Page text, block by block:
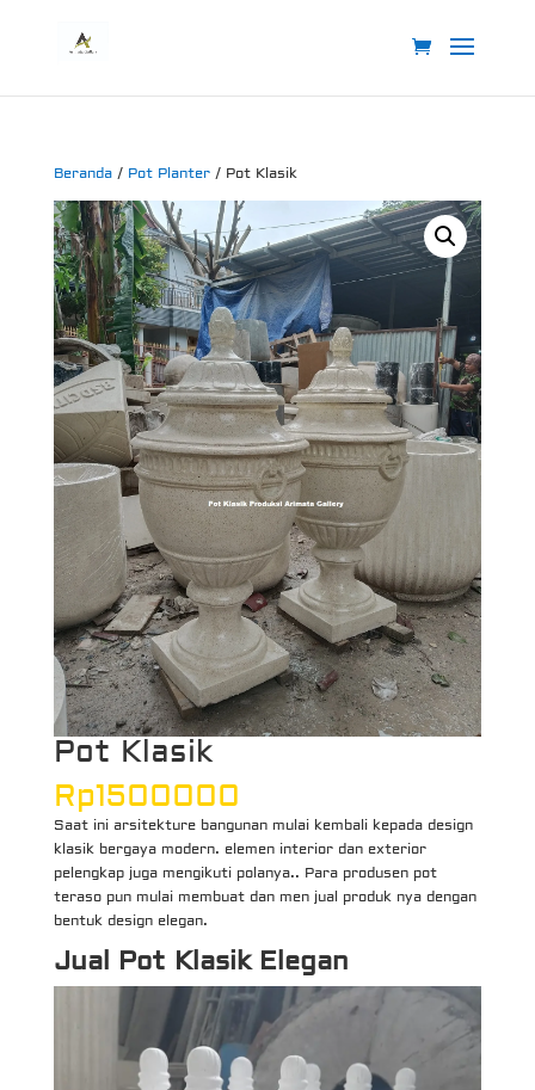
Beranda/ Pot Planter/ Pot Klasik
Pot Klasik
Rp1500000
Saat ini arsitekture bangunan mulai kembali kepada design
klasik bergaya modern. elemen interior dan exterior
pelengkap juga mengikuti polanya.. Para produsen pot
teraso pun mulai membuat dan men jual produk nya dengan
bentuk design elegan.
Jual Pot Klasik Elegan